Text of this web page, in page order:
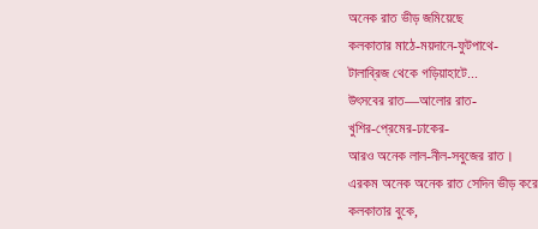
অনেক রাত ভীড় জমিয়েছে
কলকাতার মাঠে-ময়দানে-ফুটপাথে-
টালাব্রিজ থেকে গড়িয়াহাটে...
উৎসবের রাত—আলোর রাত-
খুশির-প্রেমের-ঢাকের-
আরও অনেক লাল-নীল-সবুজের রাত।
এরকম অনেক অনেক রাত সেদিন ভীড়
কলকাতার বুকে,